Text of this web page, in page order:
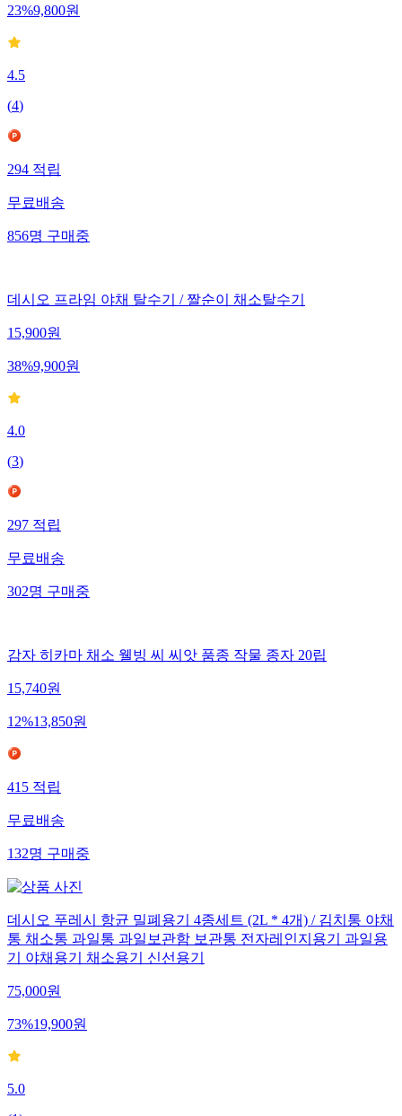
23%9,800원
4.5
(4)
294 적립
무료배송
856명 구매중
데시오 프라임 야채 탈수기 / 짤순이 채소탈수기
15,900원
38%9,900원
4.0
(3)
297적립
무료배송
302명구매중
감자 히카마 채소 웰빙 씨 씨앗 품종 작물 종자 20립
15,740원
12%13,850원
415적립
무료배송
132명구매중
데시오 푸레시 항균 밀폐용기 4종세트 (2L * 4개) / 김치통 야채
통 채소통 과일통 과일보관함 보관통 전자레인지용기 과일용
기 야채용기 채소용기 신선용기
75,000원
73%19,900원
5.0